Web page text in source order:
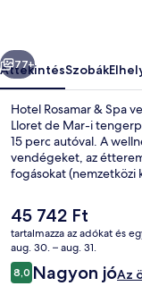
Következő
77+
ÁttekintésSzobák
Hotel Rosamar & Spa
Lloret de Mar-i
15 perc autóval. A
vendégeket, az
fogásokat (nemzetközi
beltéri medence és
A
jelenlegi
ár
45 742 Ft
45 742 Ft
tartalmazza az adókat és
aug. 30. – aug. 31.
Értékelések
8,08,0 ennyiből: 10
Nagyon jóAz